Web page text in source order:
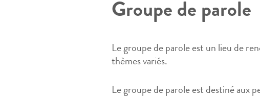
Groupe de parole
Le groupe de parole est un lieu de
thèmes variés.
Le groupe de parole est destiné aux